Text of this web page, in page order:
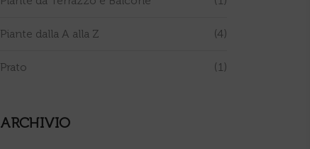
Piante dalla A alla Z (4)
Prato (1)
ARCHIVIO